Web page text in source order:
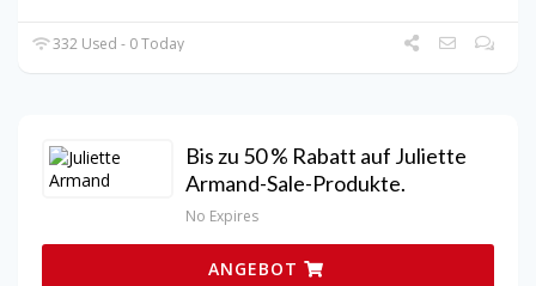
332 Used - 0 Today
Bis zu 50 % Rabatt auf Juliette
Armand-Sale-Produkte.
No Expires
ANGEBOT